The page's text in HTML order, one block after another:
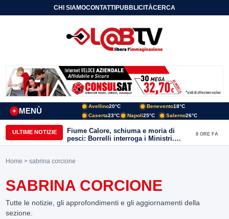
CHI SIAMOCONTATTIPUBBLICITÀCERCA
MENÙ
+
Avellino20°C Benevento18°C
Caserta23°C Napoli25°C Salerno26°C
ULTIME NOTIZIE
Fiume Calore, schiuma e moria di
pesci: Borrelli interroga i Ministri.
“Benevento paga l’assenza del
8 ORE FA
Home > sabrina corcione
SABRINA CORCIONE
Tutte le notizie, gli approfondimenti e gli aggiornamenti della
sezione.